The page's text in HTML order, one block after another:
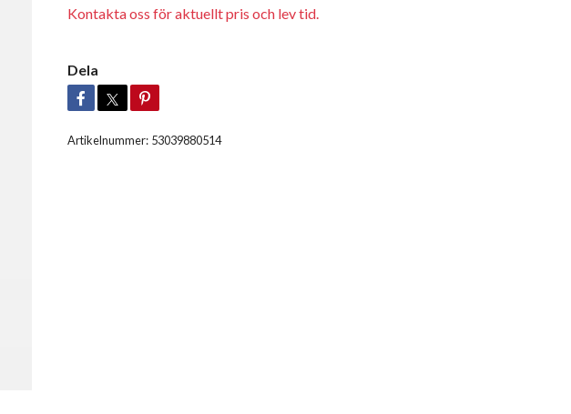
Kontakta oss för aktuellt pris och lev tid.
Dela
Artikelnummer: 53039880514